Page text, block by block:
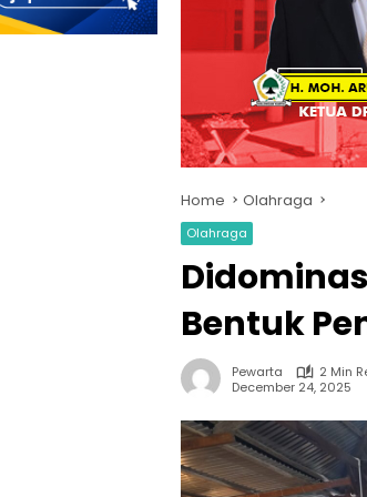
Home Olahraga
Olahraga
Bentuk
Pewarta
2 Min
December 24, 2025